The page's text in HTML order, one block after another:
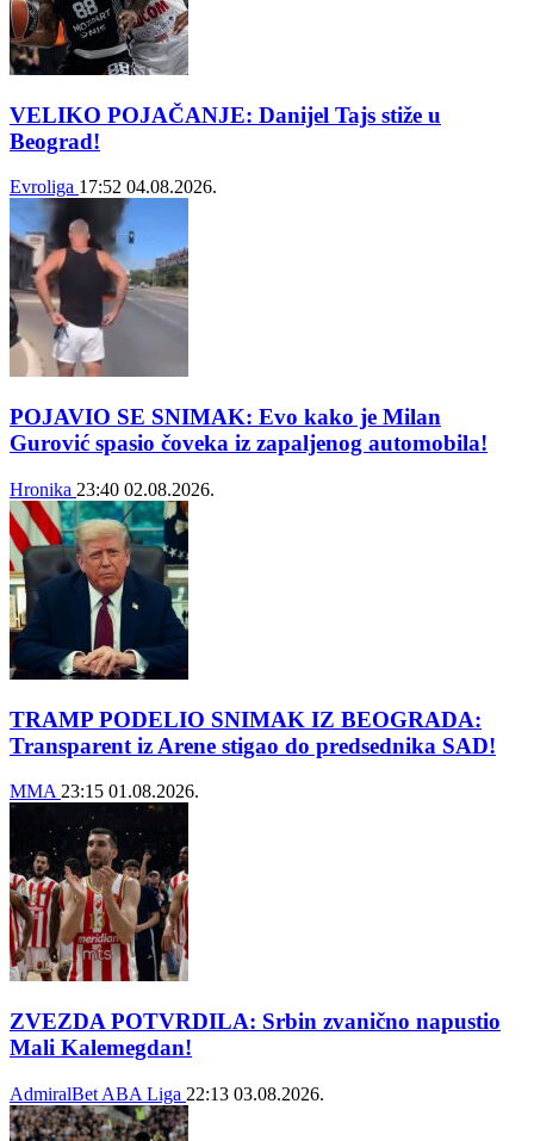
VELIKO POJAČANJE: Danijel Tajs stiže u
Beograd!
Evroliga 17:52 04.08.2026.
POJAVIO SE SNIMAK: Evo kako je Milan
Gurović spasio čoveka iz zapaljenog automobila!
Hronika 23:40 02.08.2026.
TRAMP PODELIO SNIMAK IZ BEOGRADA:
Transparent iz Arene stigao do predsednika SAD!
MMA 23:15 01.08.2026.
ZVEZDA POTVRDILA: Srbin zvanično napustio
Mali Kalemegdan!
AdmiralBet ABA Liga 22:13 03.08.2026.